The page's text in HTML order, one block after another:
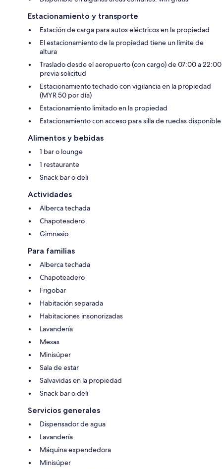
Estacionamiento y transporte
Estación de carga para autos eléctricos en la propiedad
El estacionamiento de la propiedad tiene un límite de
altura
Traslado desde el aeropuerto (con cargo) de 07:00 a 22:00
previa solicitud
Estacionamiento techado con vigilancia en la propiedad
(MYR 50 por día)
Estacionamiento limitado en la propiedad
Estacionamiento con acceso para silla de ruedas disponible
Alimentos y bebidas
1 bar o lounge
1 restaurante
Snack bar o deli
Actividades
Alberca techada
Chapoteadero
Gimnasio
Para familias
Alberca techada
Chapoteadero
Frigobar
Habitación separada
Habitaciones insonorizadas
Lavandería
Mesas
Minisúper
Sala de estar
Salvavidas en la propiedad
Snack bar o deli
Servicios generales
Dispensador de agua
Lavandería
Máquina expendedora
Minisúper